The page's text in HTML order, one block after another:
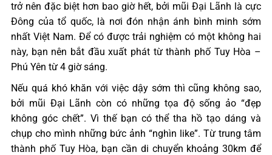
trở nên đặc biệt hơn bao giờ hết, bởi mũi Đại Lãnh là cực
Đông của tổ quốc, là nơi đón nhận ánh bình minh sớm
nhất Việt Nam. Để có được trải nghiệm có một không hai
này, bạn nên bắt đầu xuất phát từ thành phố Tuy Hòa –
Phú Yên từ 4 giờ sáng.
Nếu quá khó khăn với việc dậy sớm thì cũng không sao,
bởi mũi Đại Lãnh còn có những tọa độ sống ảo “đẹp
không góc chết”. Vì thế bạn có thể tha hồ tạo dáng và
chụp cho mình những bức ảnh “nghìn like”. Từ trung tâm
thành phố Tuy Hòa, bạn cần di chuyển khoảng 30km để